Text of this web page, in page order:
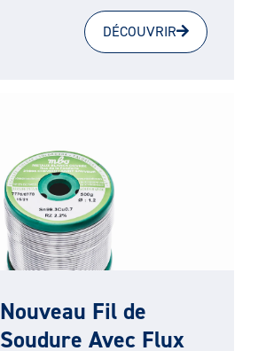
DÉCOUVRIR
Nouveau Fil de
Soudure Avec Flux